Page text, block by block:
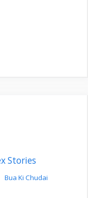
Stories
Bua Ki Chudai